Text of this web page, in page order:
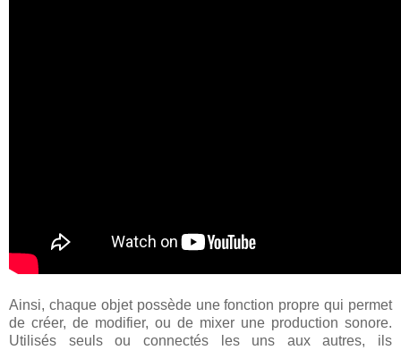
Ainsi, chaque objet possède une fonction propre qui permet
de créer, de modifier, ou de mixer une production sonore.
Utilisés seuls ou connectés les uns aux autres, ils